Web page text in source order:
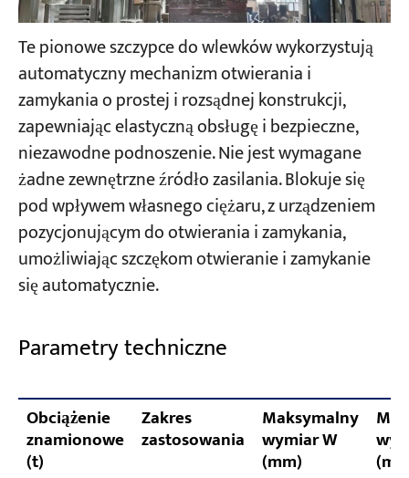
Te pionowe szczypce do wlewków wykorzystują
automatyczny mechanizm otwierania i
zamykania o prostej i rozsądnej konstrukcji,
zapewniając elastyczną obsługę i bezpieczne,
niezawodne podnoszenie. Nie jest wymagane
żadne zewnętrzne źródło zasilania. Blokuje się
pod wpływem własnego ciężaru, z urządzeniem
pozycjonującym do otwierania i zamykania,
umożliwiając szczękom otwieranie i zamykanie
się automatycznie.
Parametry techniczne
Obciążenie
znamionowe
(t)
Zakres
zastosowania
Maksymalny
wymiar W
(mm)